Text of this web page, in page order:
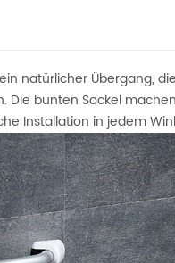
natürlicher Übergang,
bunten Sockel
Installation in jedem